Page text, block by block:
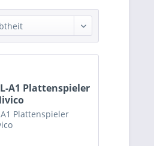
A1 Plattenspieler
Plattenspieler